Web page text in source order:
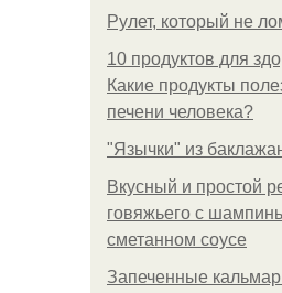
Рулет, который не
10 продуктов для
Какие продукты
печени человека?
"Язычки" из
Вкусный и простой
говяжьего с
сметанном соусе
Запеченные